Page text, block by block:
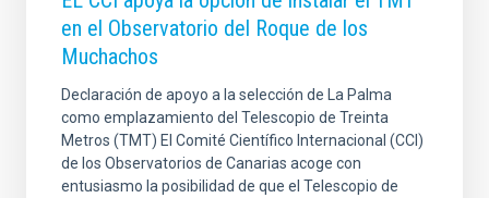
en el Observatorio del Roque de los
Muchachos
Declaración de apoyo a la selección de La Palma
como emplazamiento del Telescopio de Treinta
Metros (TMT) El Comité Científico Internacional (CCI)
de los Observatorios de Canarias acoge con
entusiasmo la posibilidad de que el Telescopio de